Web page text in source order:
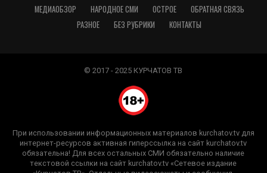
МЕДИАОБЗОР
НАРОДНОЕ СМИ ОСТРОЕ
ОБРАТНАЯ СВЯЗЬ
РАЗНОЕ
БЕЗ РУБРИКИ КОНТАКТЫ
© 2017 - 2025 КУРЧАТОВ ТВ
При использовании информационных материалов kurchatov.tv для
интернет-ресурсов активная гиперссылка на сайт kurchatov.tv
обязательна! Для всех остальных СМИ обязательно наличие
текстовой ссылки на сайт kurchatov.tv «Сетевое издание